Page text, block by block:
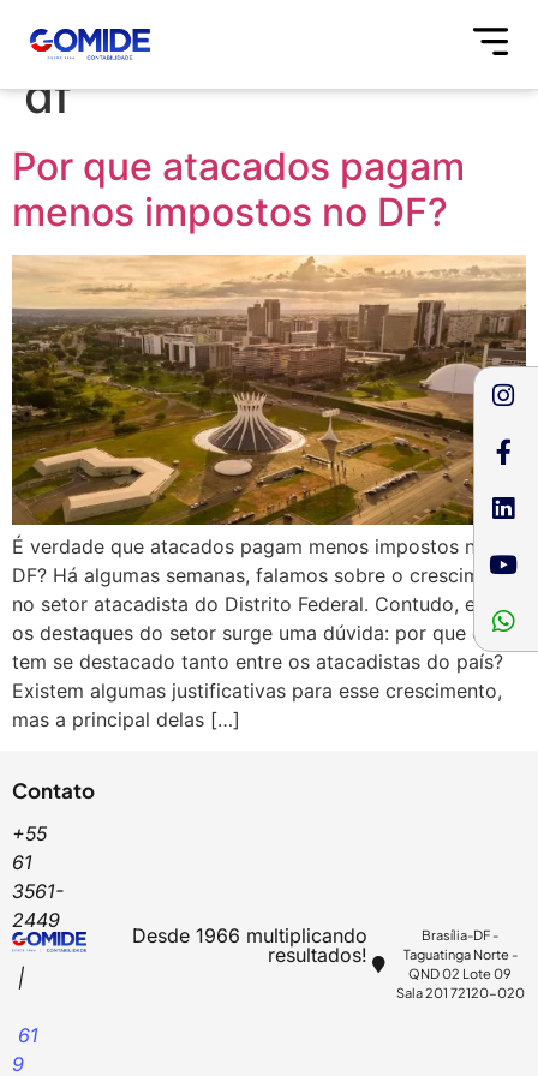
Tag:setor atacadista
df
Por que atacados pagam
menos impostos no DF?
É verdade que atacados pagam menos impostos no
DF? Há algumas semanas, falamos sobre o crescimento
no setor atacadista do Distrito Federal. Contudo, entre
os destaques do setor surge uma dúvida: por que o DF
tem se destacado tanto entre os atacadistas do país?
Existem algumas justificativas para esse crescimento,
mas a principal delas […]
Desde 1966 multiplicando
resultados!
Brasília-DF -
Taguatinga Norte -
QND 02 Lote 09
Sala 201 72120-020
Contato
+55
61
3561-
2449
|
61
9